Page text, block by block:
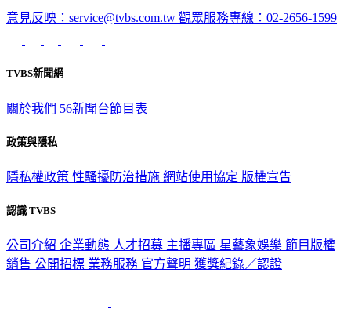
意見反映：service@tvbs.com.tw 觀眾服務專線：02-2656-1599
TVBS新聞網
關於我們 56新聞台節目表
政策與隱私
隱私權政策 性騷擾防治措施 網站使用協定 版權宣告
認識 TVBS
公司介紹 企業動態 人才招募 主播專區 星藝象娛樂 節目版權
銷售 公開招標 業務服務 官方聲明 獲獎紀錄／認證